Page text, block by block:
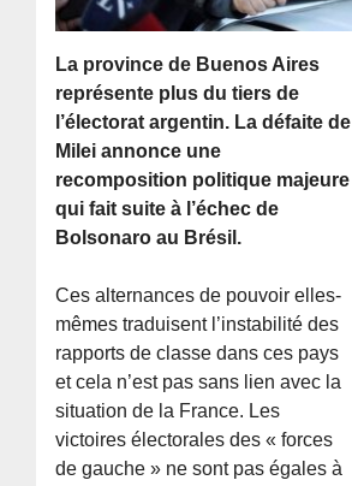
La province de Buenos Aires
représente plus du tiers de
l’électorat argentin. La défaite de
Milei annonce une
recomposition politique majeure
qui fait suite à l’échec de
Bolsonaro au Brésil.
Ces alternances de pouvoir elles-
mêmes traduisent l’instabilité des
rapports de classe dans ces pays
et cela n’est pas sans lien avec la
situation de la France. Les
victoires électorales des « forces
de gauche » ne sont pas égales à